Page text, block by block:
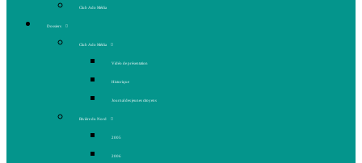
Club Ado Média
Dossiers
Club Ado Média
Vidéo de présentation
Historique
Journal des jeunes citoyens
Rivière du Nord
2005
2006